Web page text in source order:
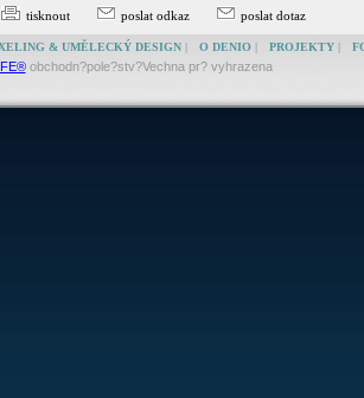
tisknout poslat odkaz poslat dotaz
& UMĚLECKÝ DESIGN| O DENIO| PROJEKTY|
obchodn?pole?stv?Vechna pr? vyhrazena